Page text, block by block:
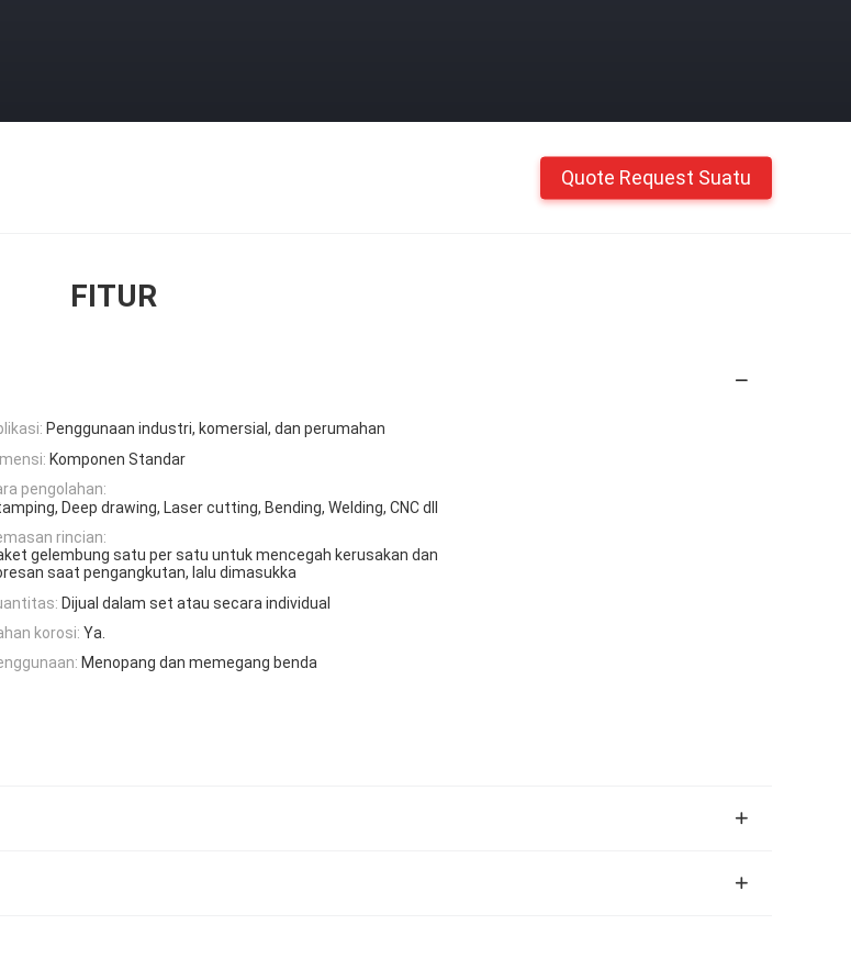
Quote Request Suatu
FITUR
Penggunaan industri, komersial, dan perumahan
Komponen Standar
pengolahan:
Deep drawing, Laser cutting, Bending, Welding, CNC dll
rincian:
gelembung satu per satu untuk mencegah kerusakan dan
saat pengangkutan, lalu dimasukka
Dijual dalam set atau secara individual
korosi: Ya.
Menopang dan memegang benda